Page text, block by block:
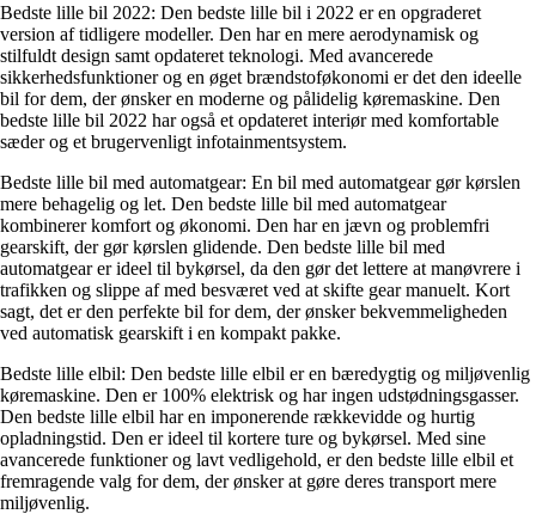
Bedste lille bil 2022: Den bedste lille bil i 2022 er en opgraderet
version af tidligere modeller. Den har en mere aerodynamisk og
stilfuldt design samt opdateret teknologi. Med avancerede
sikkerhedsfunktioner og en øget brændstoføkonomi er det den ideelle
bil for dem, der ønsker en moderne og pålidelig køremaskine. Den
bedste lille bil 2022 har også et opdateret interiør med komfortable
sæder og et brugervenligt infotainmentsystem.
Bedste lille bil med automatgear: En bil med automatgear gør kørslen
mere behagelig og let. Den bedste lille bil med automatgear
kombinerer komfort og økonomi. Den har en jævn og problemfri
gearskift, der gør kørslen glidende. Den bedste lille bil med
automatgear er ideel til bykørsel, da den gør det lettere at manøvrere i
trafikken og slippe af med besværet ved at skifte gear manuelt. Kort
sagt, det er den perfekte bil for dem, der ønsker bekvemmeligheden
ved automatisk gearskift i en kompakt pakke.
Bedste lille elbil: Den bedste lille elbil er en bæredygtig og miljøvenlig
køremaskine. Den er 100% elektrisk og har ingen udstødningsgasser.
Den bedste lille elbil har en imponerende rækkevidde og hurtig
opladningstid. Den er ideel til kortere ture og bykørsel. Med sine
avancerede funktioner og lavt vedligehold, er den bedste lille elbil et
fremragende valg for dem, der ønsker at gøre deres transport mere
miljøvenlig.